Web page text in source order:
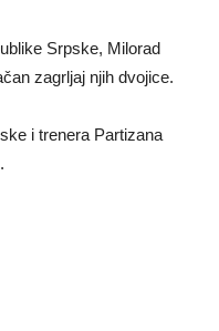
Srpske, Milorad
zagrljaj njih dvojice.
i trenera Partizana
.